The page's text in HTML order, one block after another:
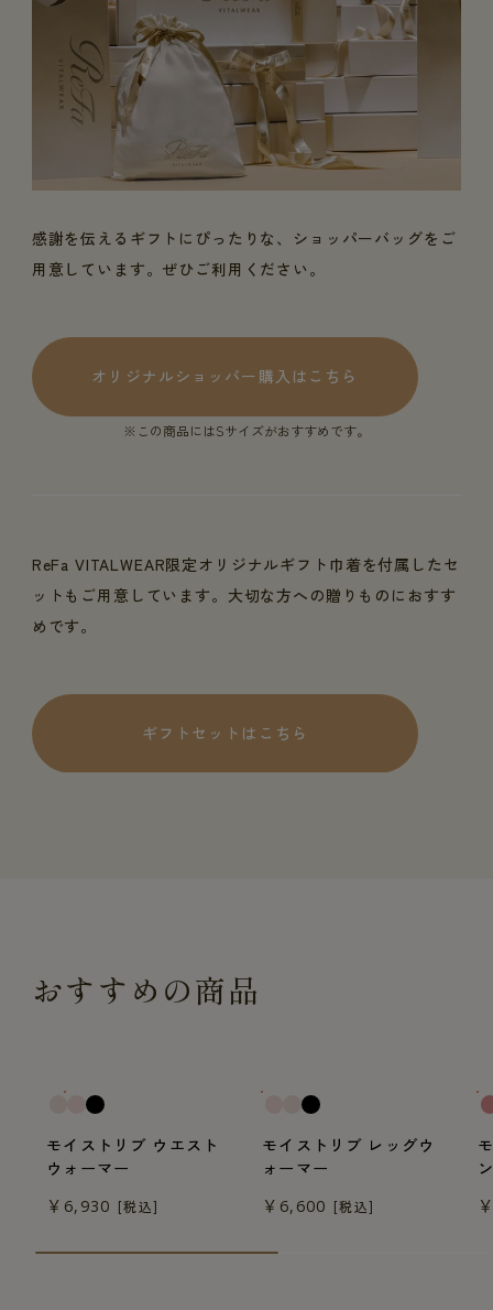
感謝を伝えるギフトにぴったりな、ショッパーバッグをご
用意しています。ぜひご利用ください。
オリジナルショッパー購入はこちら
※この商品にはSサイズがおすすめです。
ReFa VITALWEAR限定オリジナルギフト巾着を付属したセ
ットもご用意しています。大切な方への贈りものにおすす
めです。
ギフトセットはこちら
おすすめの商品
モイストリブ ウエスト
ウォーマー
￥6,930 [税込]
モイストリブ レッグウ
ォーマー
￥6,600 [税込]